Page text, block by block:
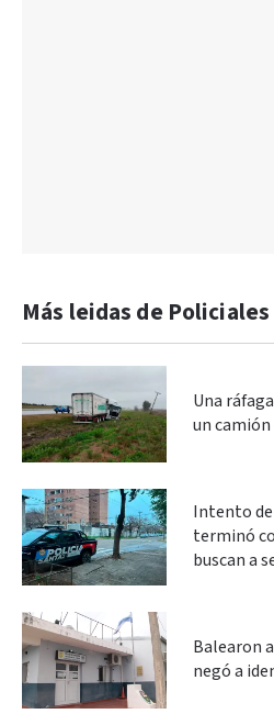
Más leidas de Policiales
Una
un camión
Intento
terminó
buscan a
Balearon
negó a